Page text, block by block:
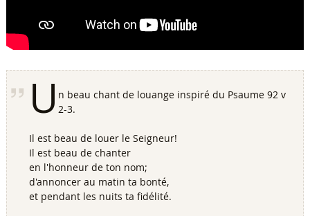
U n beau chant de louange inspiré du Psaume 92 v
2-3.
Il est beau de louer le Seigneur!
Il est beau de chanter
en l'honneur de ton nom;
d'annoncer au matin ta bonté,
et pendant les nuits ta fidélité.